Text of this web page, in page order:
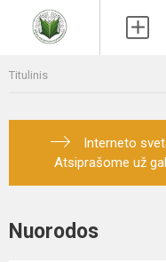
Titulinis
Interneto
Atsiprašome už
Nuorodos